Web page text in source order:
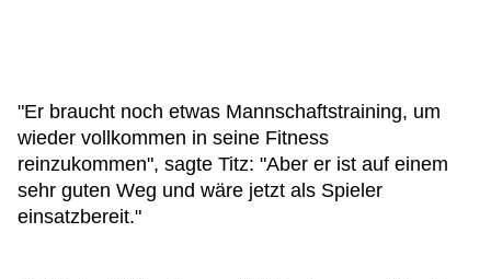
"Er braucht noch etwas Mannschaftstraining, um
wieder vollkommen in seine Fitness
reinzukommen", sagte Titz: "Aber er ist auf einem
sehr guten Weg und wäre jetzt als Spieler
einsatzbereit."